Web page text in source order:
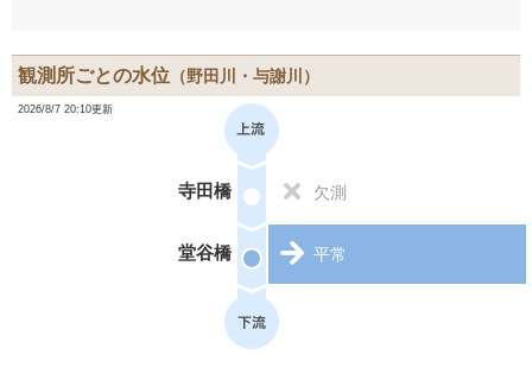
観測所ごとの水位 （野田川・与謝川）
2026/8/7 20:10更新
寺田橋 欠測
堂谷橋 平常